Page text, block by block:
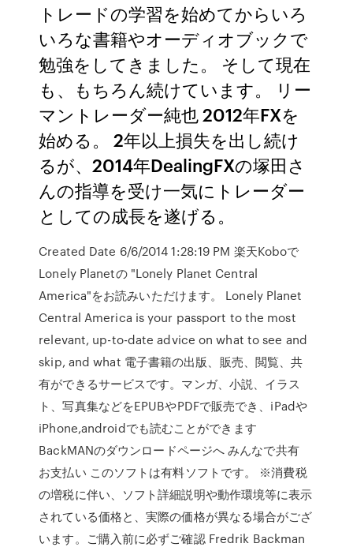
トレードの学習を始めてからいろ
いろな書籍やオーディオブックで
勉強をしてきました。 そして現在
も、もちろん続けています。 リー
マントレーダー純也 2012年FXを
始める。 2年以上損失を出し続け
るが、2014年DealingFXの塚田さ
んの指導を受け一気にトレーダー
としての成長を遂げる。
Created Date 6/6/2014 1:28:19 PM 楽天Koboで
Lonely Planetの "Lonely Planet Central
America"をお読みいただけます。 Lonely Planet
Central America is your passport to the most
relevant, up-to-date advice on what to see and
skip, and what 電子書籍の出版、販売、閲覧、共
有ができるサービスです。マンガ、小説、イラス
ト、写真集などをEPUBやPDFで販売でき、iPadや
iPhone,androidでも読むことができます
BackMANのダウンロードページへ みんなで共有
お支払い このソフトは有料ソフトです。 ※消費税
の増税に伴い、ソフト詳細説明や動作環境等に表示
されている価格と、実際の価格が異なる場合がござ
います。ご購入前に必ずご確認 Fredrik Backman